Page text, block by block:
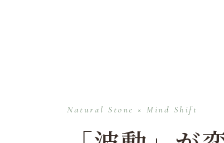
Natural Stone × Mind Shift